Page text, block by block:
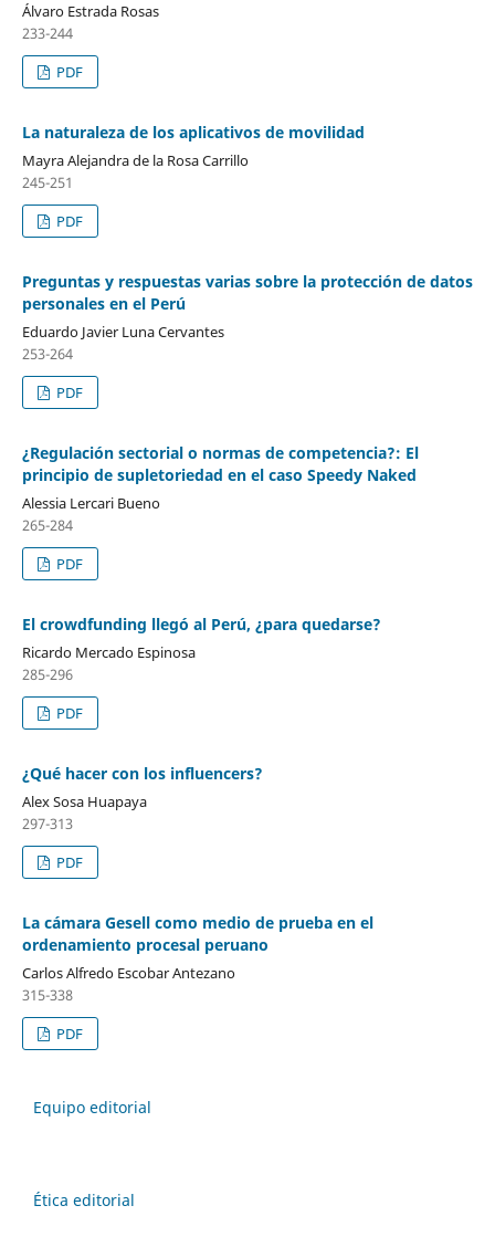
Álvaro Estrada Rosas
233-244
PDF
La naturaleza de los aplicativos de movilidad
Mayra Alejandra de la Rosa Carrillo
245-251
PDF
Preguntas y respuestas varias sobre la protección de datos
personales en el Perú
Eduardo Javier Luna Cervantes
253-264
PDF
¿Regulación sectorial o normas de competencia?: El
principio de supletoriedad en el caso Speedy Naked
Alessia Lercari Bueno
265-284
PDF
El crowdfunding llegó al Perú, ¿para quedarse?
Ricardo Mercado Espinosa
285-296
PDF
¿Qué hacer con los influencers?
Alex Sosa Huapaya
297-313
PDF
La cámara Gesell como medio de prueba en el
ordenamiento procesal peruano
Carlos Alfredo Escobar Antezano
315-338
PDF
Equipo editorial
Ética editorial